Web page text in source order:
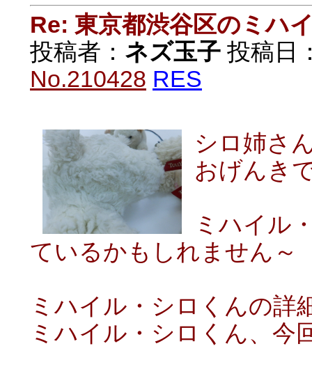
Re: 東京都渋谷区のミハ
投稿者： ネズ玉子 投稿日
No.210428 RES
シロ姉さ
おげんき
ミハイル
ているかもしれません～
ミハイル・シロくんの詳
ミハイル・シロくん、今